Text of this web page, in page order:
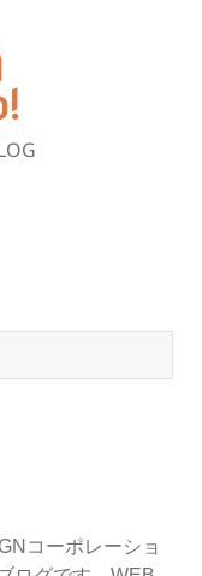
コーポレーショ